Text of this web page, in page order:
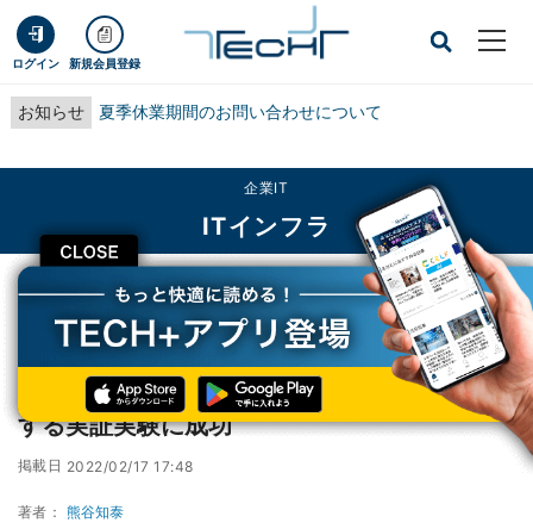
ログイン 新規会員登録
お知らせ 夏季休業期間のお問い合わせについて
CLOSE
企業IT
ITインフラ
TECH+ 企業IT
ITインフラ
KDDIら、分散型電源のリアルタイム制御に関する実証実験に成功
KDDIら、分散型電源のリアルタイム制御に関
する実証実験に成功
掲載日 2022/02/17 17:48
著者： 熊谷知泰